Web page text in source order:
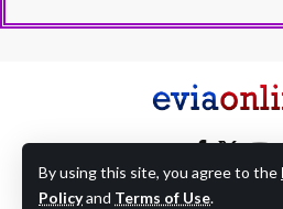
By using this site, you agree to the
Policyand Terms of Use.